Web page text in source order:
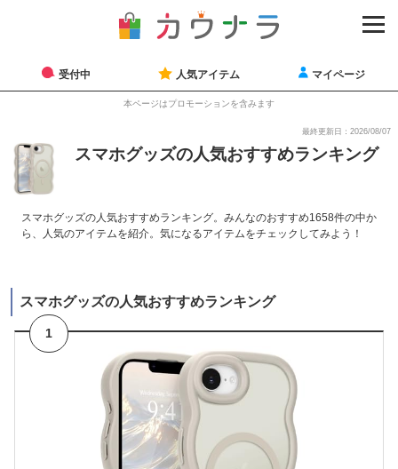
受付中 人気アイテム マイページ
本ページはプロモーションを含みます
最終更新日：2026/08/07
スマホグッズの人気おすすめランキング
スマホグッズの人気おすすめランキング。みんなのおすすめ1658件の中か
ら、人気のアイテムを紹介。気になるアイテムをチェックしてみよう！
スマホグッズの人気おすすめランキング
1